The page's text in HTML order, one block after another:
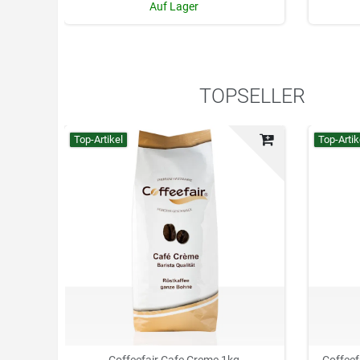
Auf Lager
TOPSELLER
Top-Artikel Top-